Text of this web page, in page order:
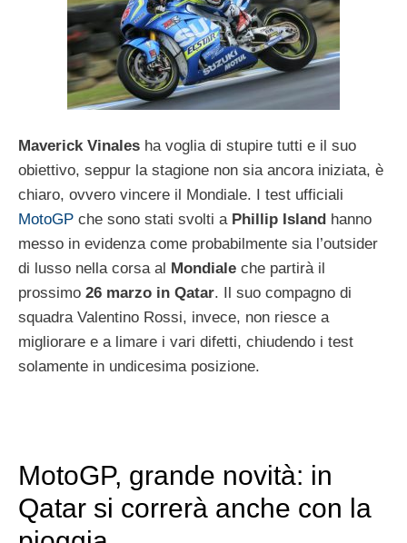
Maverick Vinales ha voglia di stupire tutti e il suo
obiettivo, seppur la stagione non sia ancora iniziata, è
chiaro, ovvero vincere il Mondiale. I test ufficiali
MotoGP che sono stati svolti a Phillip Island hanno
messo in evidenza come probabilmente sia l’outsider
di lusso nella corsa al Mondiale che partirà il
prossimo 26 marzo in Qatar. Il suo compagno di
squadra Valentino Rossi, invece, non riesce a
migliorare e a limare i vari difetti, chiudendo i test
solamente in undicesima posizione.
MotoGP, grande novità: in
Qatar si correrà anche con la